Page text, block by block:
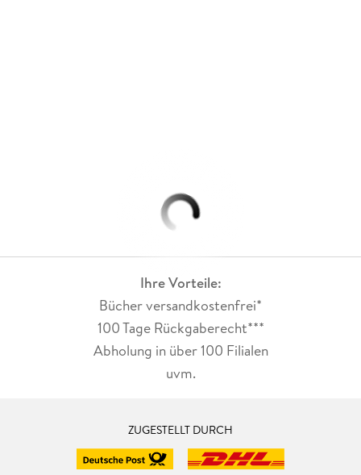
Ihre Vorteile:
Bücher versandkostenfrei*
100 Tage Rückgaberecht***
Abholung in über 100 Filialen
uvm.
ZUGESTELLT DURCH